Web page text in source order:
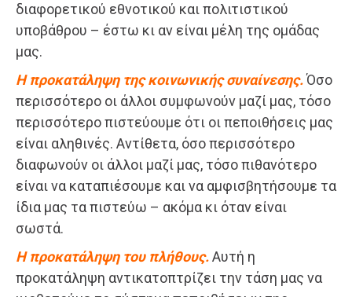
διαφορετικού εθνοτικού και πολιτιστικού
υποβάθρου – έστω κι αν είναι μέλη της ομάδας
μας.
Η προκατάληψη της κοινωνικής συναίνεσης.Όσο
περισσότερο οι άλλοι συμφωνούν μαζί μας, τόσο
περισσότερο πιστεύουμε ότι οι πεποιθήσεις μας
είναι αληθινές. Αντίθετα, όσο περισσότερο
διαφωνούν οι άλλοι μαζί μας, τόσο πιθανότερο
είναι να καταπιέσουμε και να αμφισβητήσουμε τα
ίδια μας τα πιστεύω – ακόμα κι όταν είναι
σωστά.
Η προκατάληψη του πλήθους.Αυτή η
προκατάληψη αντικατοπτρίζει την τάση μας να